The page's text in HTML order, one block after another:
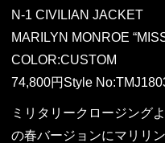
N-1 CIVILIAN JACKET
MARILYN MONROE
COLOR:CUSTOM
74,800円Style
ミリタリークロージング
の春バージョンにマリリ